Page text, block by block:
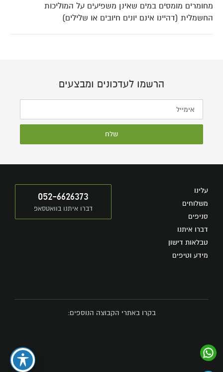
מחומרים מומסים במים שאינן משפיעים על המוליכות
החשמלית (דהיינו אינם יונים חיובים או שלילים)
הרשמו לעדכונים ומבצעים
שלח
עלינו
משלוחים
סניפים
דברו איתנו
טבלאות דישון
מידע וטיפים
052-6626373
דברו איתנו בוואטסאפ
בקרו באתרי הקבוצה הנוספים: